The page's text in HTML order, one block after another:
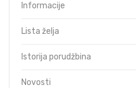
Informacije
Lista želja
Istorija porudžbina
Novosti